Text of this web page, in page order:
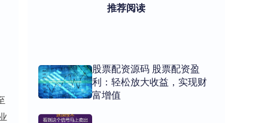
推荐阅读
股票配资源码 股票配资盈
利：轻松放大收益，实现财
富增值